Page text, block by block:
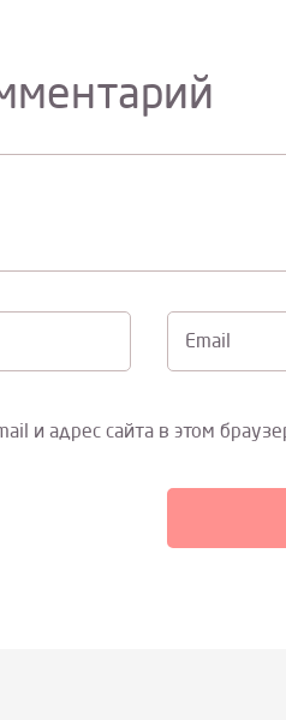
Email
и адрес сайта в этом